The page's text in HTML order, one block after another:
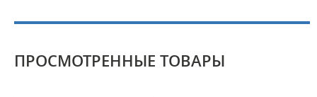
ПРОСМОТРЕННЫЕ ТОВАРЫ